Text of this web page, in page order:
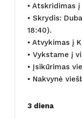
• Atskridimas į
• Skrydis:
18:40).
• Atvykimas į
• Vykstame į
• Įsikūrimas
• Nakvynė
3 diena